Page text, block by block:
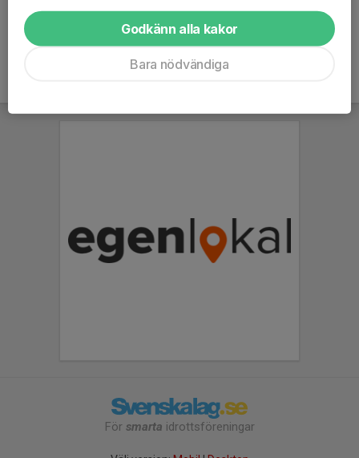
Olycksfallsförsäkrings information
För smarta idrottsföreningar
Godkänn alla kakor
Bara nödvändiga